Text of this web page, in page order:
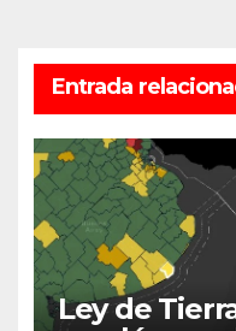
Entrada
Ley de